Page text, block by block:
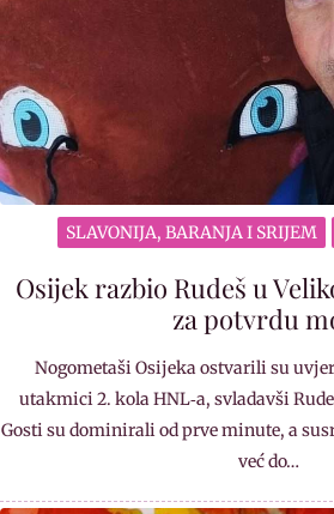
SLAVONIJA, BARANJA I SRIJEM
Osijek razbio Rudeš u
za potvrdu
Nogometaši Osijeka ostvarili su
utakmici 2. kola HNL‐a, svladavši
Gosti su dominirali od prve minute, a
već do…